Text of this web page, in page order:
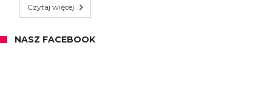
Czytaj więcej
NASZ FACEBOOK